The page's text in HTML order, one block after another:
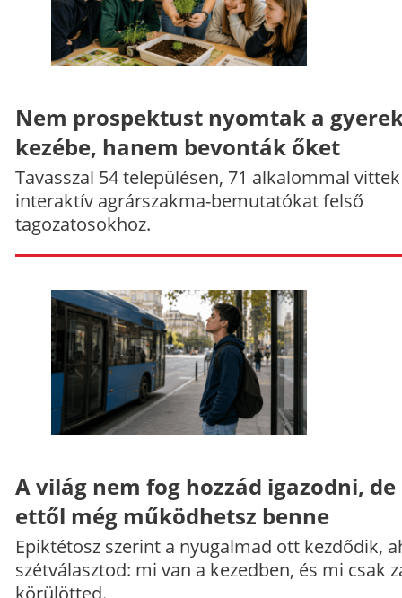
Nem prospektust nyomtak a
kezébe, hanem bevonták őket
Tavasszal 54 településen, 71 alkalommal vittek
interaktív agrárszakma-bemutatókat felső
tagozatosokhoz.
A világ nem fog hozzád igazodni, de
ettől még működhetsz benne
Epiktétosz szerint a nyugalmad ott kezdődik,
szétválasztod: mi van a kezedben, és mi csak
körülötted.